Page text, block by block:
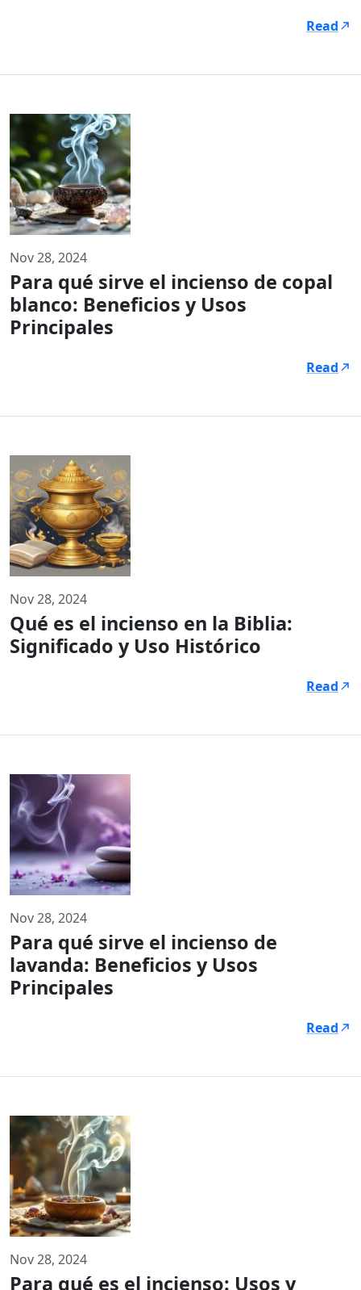
Read
Nov 28, 2024
Para qué sirve el incienso de copal
blanco: Beneficios y Usos
Principales
Read
Nov 28, 2024
Qué es el incienso en la Biblia:
Significado y Uso Histórico
Read
Nov 28, 2024
Para qué sirve el incienso de
lavanda: Beneficios y Usos
Principales
Read
Nov 28, 2024
Para qué es el incienso: Usos y